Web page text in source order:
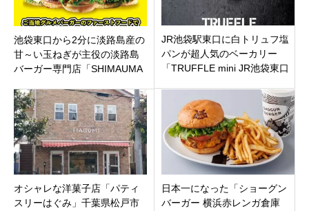
池袋東口から2分に淡路島産の
甘～い玉ねぎが主役の淡路島
バーガー専門店「SHIMAUMA
袋にオープン！
JR池袋駅東口に白トリュフ塩
パンが超人気のベーカリー
「TRUFFLE mini JR池袋東口
オシャレな洋菓子店「パティ
スリーはぐみ」千葉県松戸市
日本一になった「ショーグン
バーガー 横浜赤レンガ倉庫